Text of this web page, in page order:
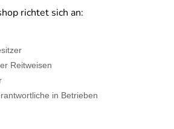
richtet sich an:
Reitweisen
in Betrieben